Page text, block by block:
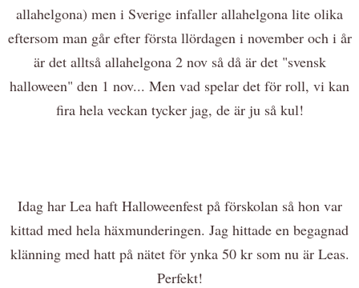
allahelgona) men i Sverige infaller allahelgona lite olika
eftersom man går efter första llördagen i november och i år
är det alltså allahelgona 2 nov så då är det "svensk
halloween" den 1 nov... Men vad spelar det för roll, vi kan
fira hela veckan tycker jag, de är ju så kul!
Idag har Lea haft Halloweenfest på förskolan så hon var
kittad med hela häxmunderingen. Jag hittade en begagnad
klänning med hatt på nätet för ynka 50 kr som nu är Leas.
Perfekt!